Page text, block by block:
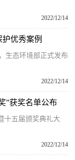
2022/12/14
优秀案例
生态环境部正式发布
2022/12/14
”获奖名单公布
十五届颁奖典礼大
2022/12/14